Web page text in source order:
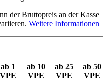
der Bruttopreis an der Kasse
Weitere Informationen
ab 1
VPE
ab 10
VPE
ab 25
VPE
ab 50
VPE